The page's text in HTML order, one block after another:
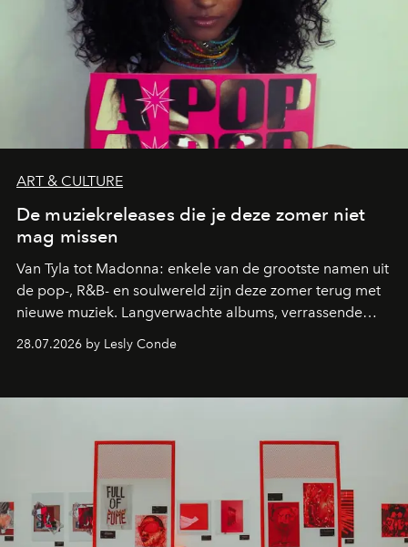
ART & CULTURE
De muziekreleases die je deze zomer niet
mag missen
Van Tyla tot Madonna: enkele van de grootste namen uit
de pop-, R&B- en soulwereld zijn deze zomer terug met
nieuwe muziek. Langverwachte albums, verrassende
comebacks en veelbelovende nieuwe projecten: dit zijn
de releases die je niet mag missen.
28.07.2026 by Lesly Conde